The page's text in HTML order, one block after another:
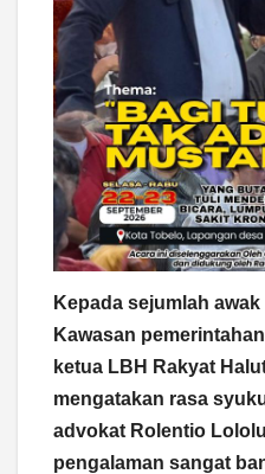
Kepada sejumlah
Kawasan
ketua LBH Rakyat
mengatakan rasa
advokat Rolentio
pengalaman sangat